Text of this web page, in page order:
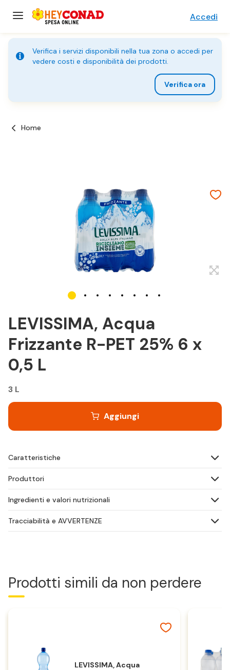
Accedi
Verifica i servizi disponibili nella tua zona o accedi per
vedere costi e disponibilità dei prodotti.
Verifica ora
Home
LEVISSIMA, Acqua
Frizzante R-PET 25% 6 x
0,5 L
3 L
Aggiungi
Caratteristiche
Produttori
Ingredienti e valori nutrizionali
Tracciabilità e AVVERTENZE
Prodotti simili da non perdere
LEVISSIMA, Acqua